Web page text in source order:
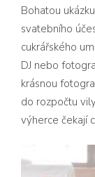
Bohatou
svatebního
cukrářského
DJ nebo
krásnou
do rozpočtu
výherce čekají